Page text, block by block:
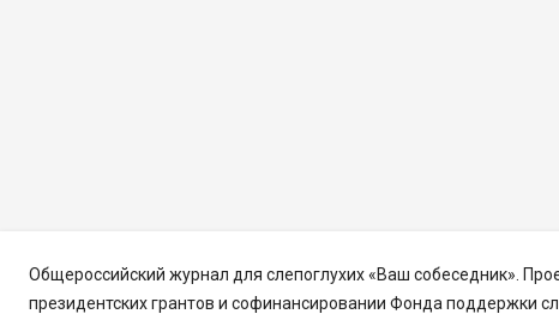
Общероссийский журнал для слепоглухих «Ваш собеседник».
президентских грантов и софинансировании Фонда поддержки